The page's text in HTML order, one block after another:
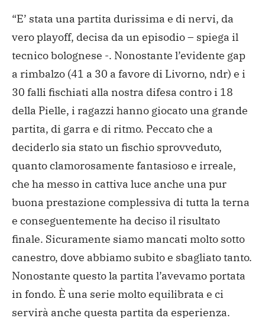
“E’ stata una partita durissima e di nervi, da
vero playoff, decisa da un episodio – spiega il
tecnico bolognese -. Nonostante l’evidente gap
a rimbalzo (41 a 30 a favore di Livorno, ndr) e i
30 falli fischiati alla nostra difesa contro i 18
della Pielle, i ragazzi hanno giocato una grande
partita, di garra e di ritmo. Peccato che a
deciderlo sia stato un fischio sprovveduto,
quanto clamorosamente fantasioso e irreale,
che ha messo in cattiva luce anche una pur
buona prestazione complessiva di tutta la terna
e conseguentemente ha deciso il risultato
finale. Sicuramente siamo mancati molto sotto
canestro, dove abbiamo subito e sbagliato tanto.
Nonostante questo la partita l’avevamo portata
in fondo. È una serie molto equilibrata e ci
servirà anche questa partita da esperienza.